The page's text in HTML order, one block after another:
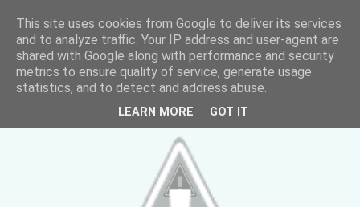
This site uses cookies from Google to deliver its services
and to analyze traffic. Your IP address and user-agent are
shared with Google along with performance and security
metrics to ensure quality of service, generate usage
statistics, and to detect and address abuse.
LEARN MORE GOT IT